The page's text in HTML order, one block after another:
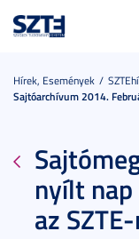
Hírek, Események
Sajtóarchívum 2014.
nyílt
az